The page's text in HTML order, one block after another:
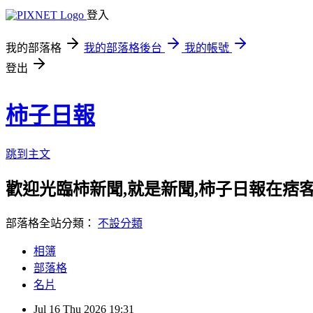
登入
我的部落格 我的部落格後台
我的帳號
登出
柿子日報
跳到主文
歡迎光臨柿新聞,就是新聞,柿子日報在痞
部落格全站分類： 不設分類
相簿
部落格
名片
Jul 16 Thu 2026 19:31